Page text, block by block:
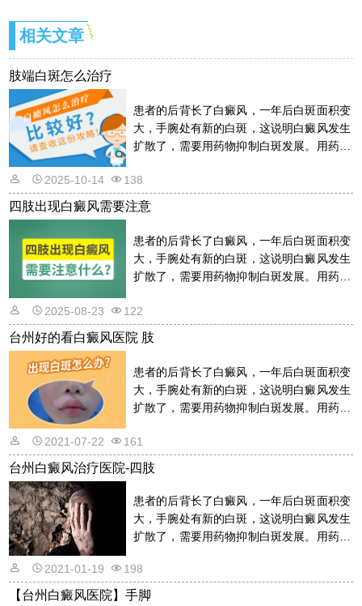
相关文章
肢端白斑怎么治疗
患者的后背长了白癜风，一年后白斑面积变
大，手腕处有新的白斑，这说明白癜风发生
扩散了，需要用药物抑制白斑发展。用药物
其反。详情请看文章介绍内容。
2025-10-14 138
四肢出现白癜风需要注意
患者的后背长了白癜风，一年后白斑面积变
大，手腕处有新的白斑，这说明白癜风发生
扩散了，需要用药物抑制白斑发展。用药物
其反。详情请看文章介绍内容。
2025-08-23 122
台州好的看白癜风医院 肢
患者的后背长了白癜风，一年后白斑面积变
大，手腕处有新的白斑，这说明白癜风发生
扩散了，需要用药物抑制白斑发展。用药物
其反。详情请看文章介绍内容。
2021-07-22 161
台州白癜风治疗医院-四肢
患者的后背长了白癜风，一年后白斑面积变
大，手腕处有新的白斑，这说明白癜风发生
扩散了，需要用药物抑制白斑发展。用药物
其反。详情请看文章介绍内容。
2021-01-19 198
【台州白癜风医院】手脚